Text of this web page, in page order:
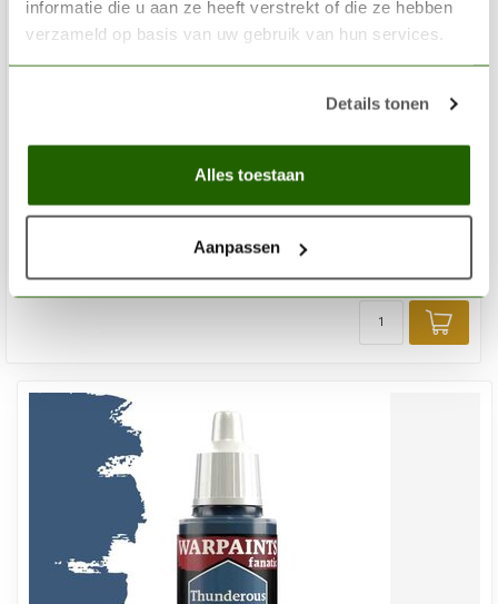
informatie die u aan ze heeft verstrekt of die ze hebben
verzameld op basis van uw gebruik van hun services.
Details tonen
Alles toestaan
Aanpassen
THE ARMY PAINTER
Night Sky Warpaints Fanatic Acrylic Paint - 18ml -
€3,29
Op voorraad